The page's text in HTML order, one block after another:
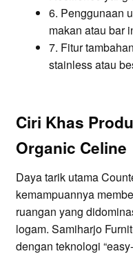
6. Penggunaan
makan atau bar
7. Fitur
stainless atau
Ciri Khas
Organic Celine
Daya tarik utama
kemampuannya
ruangan yang
logam. Samiharjo
dengan teknologi